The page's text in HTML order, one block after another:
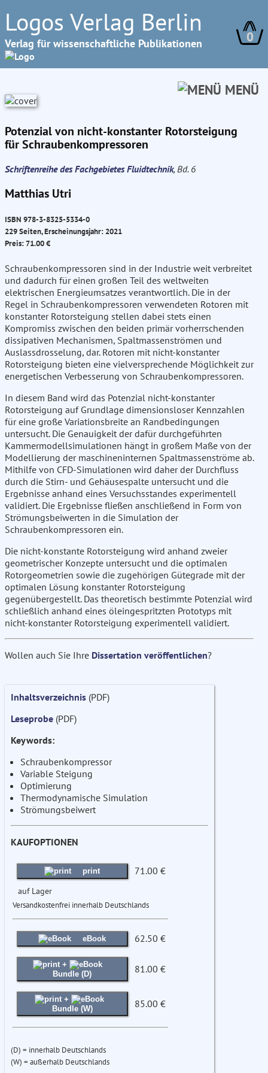
Logos Verlag Berlin
Verlag für wissenschaftliche Publikationen 0
MENÜ
Potenzial von nicht-konstanter Rotorsteigung
für Schraubenkompressoren
Schriftenreihe des Fachgebietes Fluidtechnik, Bd. 6
Matthias Utri
ISBN 978-3-8325-5334-0
229 Seiten, Erscheinungsjahr: 2021
Preis: 71.00 €
Schraubenkompressoren sind in der Industrie weit verbreitet
und dadurch für einen großen Teil des weltweiten
elektrischen Energieumsatzes verantwortlich. Die in der
Regel in Schraubenkompressoren verwendeten Rotoren mit
konstanter Rotorsteigung stellen dabei stets einen
Kompromiss zwischen den beiden primär vorherrschenden
dissipativen Mechanismen, Spaltmassenströmen und
Auslassdrosselung, dar. Rotoren mit nicht-konstanter
Rotorsteigung bieten eine vielversprechende Möglichkeit zur
energetischen Verbesserung von Schraubenkompressoren.
In diesem Band wird das Potenzial nicht-konstanter
Rotorsteigung auf Grundlage dimensionsloser Kennzahlen
für eine große Variationsbreite an Randbedingungen
untersucht. Die Genauigkeit der dafür durchgeführten
Kammermodellsimulationen hängt in großem Maße von der
Modellierung der maschineninternen Spaltmassenströme ab.
Mithilfe von CFD-Simulationen wird daher der Durchfluss
durch die Stirn- und Gehäusespalte untersucht und die
Ergebnisse anhand eines Versuchsstandes experimentell
validiert. Die Ergebnisse fließen anschließend in Form von
Strömungsbeiwerten in die Simulation der
Schraubenkompressoren ein.
Die nicht-konstante Rotorsteigung wird anhand zweier
geometrischer Konzepte untersucht und die optimalen
Rotorgeometrien sowie die zugehörigen Gütegrade mit der
optimalen Lösung konstanter Rotorsteigung
gegenübergestellt. Das theoretisch bestimmte Potenzial wird
schließlich anhand eines öleingespritzten Prototyps mit
nicht-konstanter Rotorsteigung experimentell validiert.
Wollen auch Sie Ihre Dissertation veröffentlichen?
Inhaltsverzeichnis (PDF)
Leseprobe (PDF)
Keywords:
Schraubenkompressor
Variable Steigung
Optimierung
Thermodynamische Simulation
Strömungsbeiwert
KAUFOPTIONEN
print 71.00 €
auf Lager
Versandkostenfrei innerhalb Deutschlands
eBook 62.50 €
+
Bundle (D)
81.00 €
+
Bundle (W)
85.00 €
(D) = innerhalb Deutschlands
(W) = außerhalb Deutschlands